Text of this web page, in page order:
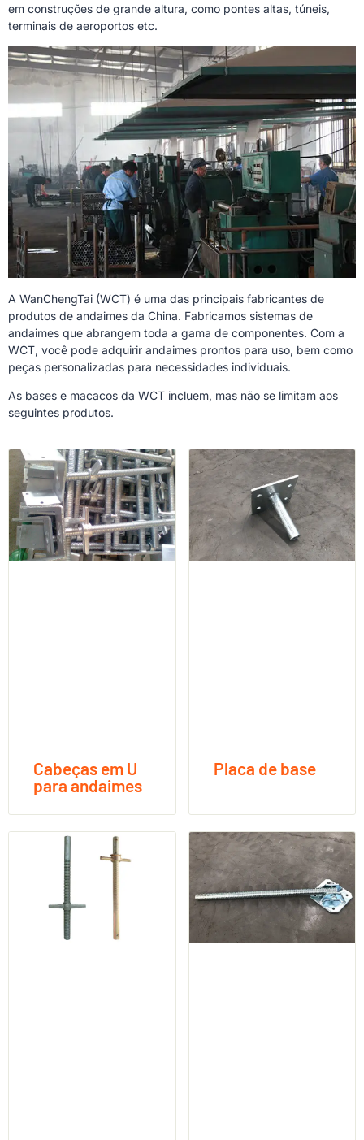
em construções de grande altura, como pontes altas, túneis,
terminais de aeroportos etc.
A WanChengTai (WCT) é uma das principais fabricantes de
produtos de andaimes da China. Fabricamos sistemas de
andaimes que abrangem toda a gama de componentes. Com a
WCT, você pode adquirir andaimes prontos para uso, bem como
peças personalizadas para necessidades individuais.
As bases e macacos da WCT incluem, mas não se limitam aos
seguintes produtos.
Cabeças em U
para andaimes
Placa de base